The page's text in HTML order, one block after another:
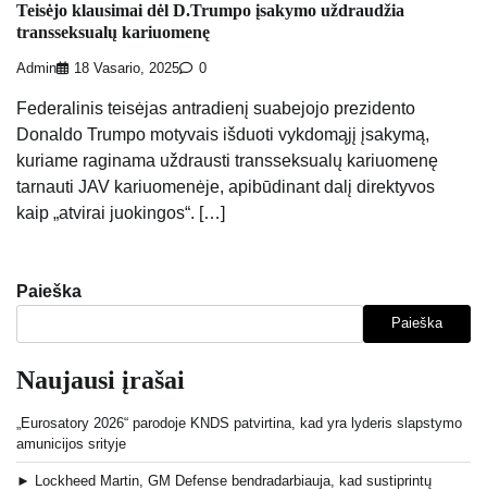
Teisėjo klausimai dėl D.Trumpo įsakymo uždraudžia
transseksualų kariuomenę
Admin 18 Vasario, 2025 0
Federalinis teisėjas antradienį suabejojo ​​prezidento
Donaldo Trumpo motyvais išduoti vykdomąjį įsakymą,
kuriame raginama uždrausti transseksualų kariuomenę
tarnauti JAV kariuomenėje, apibūdinant dalį direktyvos
kaip „atvirai juokingos“. […]
Paieška
Paieška
Naujausi įrašai
„Eurosatory 2026“ parodoje KNDS patvirtina, kad yra lyderis slapstymo
amunicijos srityje
► Lockheed Martin, GM Defense bendradarbiauja, kad sustiprintų